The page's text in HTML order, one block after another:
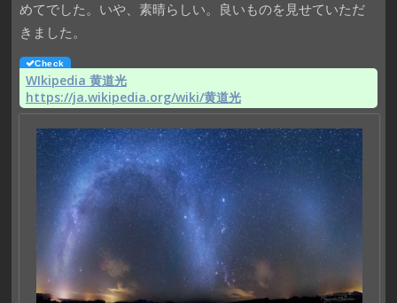
めてでした。いや、素晴らしい。良いものを見せていただ
きました。
WIkipedia 黄道光
https://ja.wikipedia.org/wiki/黄道光